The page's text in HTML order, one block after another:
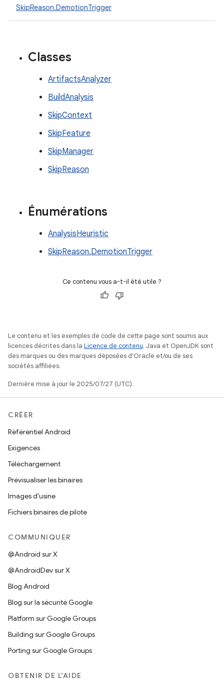
SkipReason.DemotionTrigger
Classes
ArtifactsAnalyzer
BuildAnalysis
SkipContext
SkipFeature
SkipManager
SkipReason
Énumérations
AnalysisHeuristic
SkipReason.DemotionTrigger
Ce contenu vous a-t-il été utile ?
Le contenu et les exemples de code de cette page sont soumis aux
licences décrites dans la Licence de contenu. Java et OpenJDK sont
des marques ou des marques déposées d'Oracle et/ou de ses
sociétés affiliées.
Dernière mise à jour le 2025/07/27 (UTC).
CRÉER
Référentiel Android
Exigences
Téléchargement
Prévisualiser les binaires
Images d'usine
Fichiers binaires de pilote
COMMUNIQUER
@Android sur X
@AndroidDev sur X
Blog Android
Blog sur la sécurité Google
Platform sur Google Groups
Building sur Google Groups
Porting sur Google Groups
OBTENIR DE L'AIDE